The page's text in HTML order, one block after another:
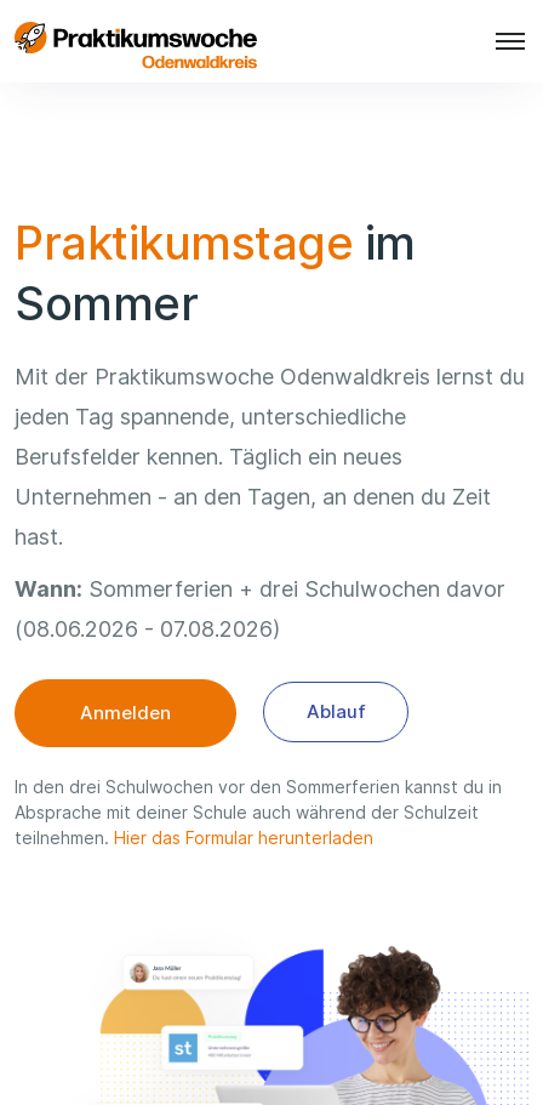
Praktikumstage im
Sommer
Mit der Praktikumswoche Odenwaldkreis lernst du
jeden Tag spannende, unterschiedliche
Berufsfelder kennen. Täglich ein neues
Unternehmen - an den Tagen, an denen du Zeit
hast.
Wann: Sommerferien + drei Schulwochen davor
(08.06.2026 - 07.08.2026)
Anmelden Ablauf
In den drei Schulwochen vor den Sommerferien kannst du in
Absprache mit deiner Schule auch während der Schulzeit
teilnehmen. Hier das Formular herunterladen